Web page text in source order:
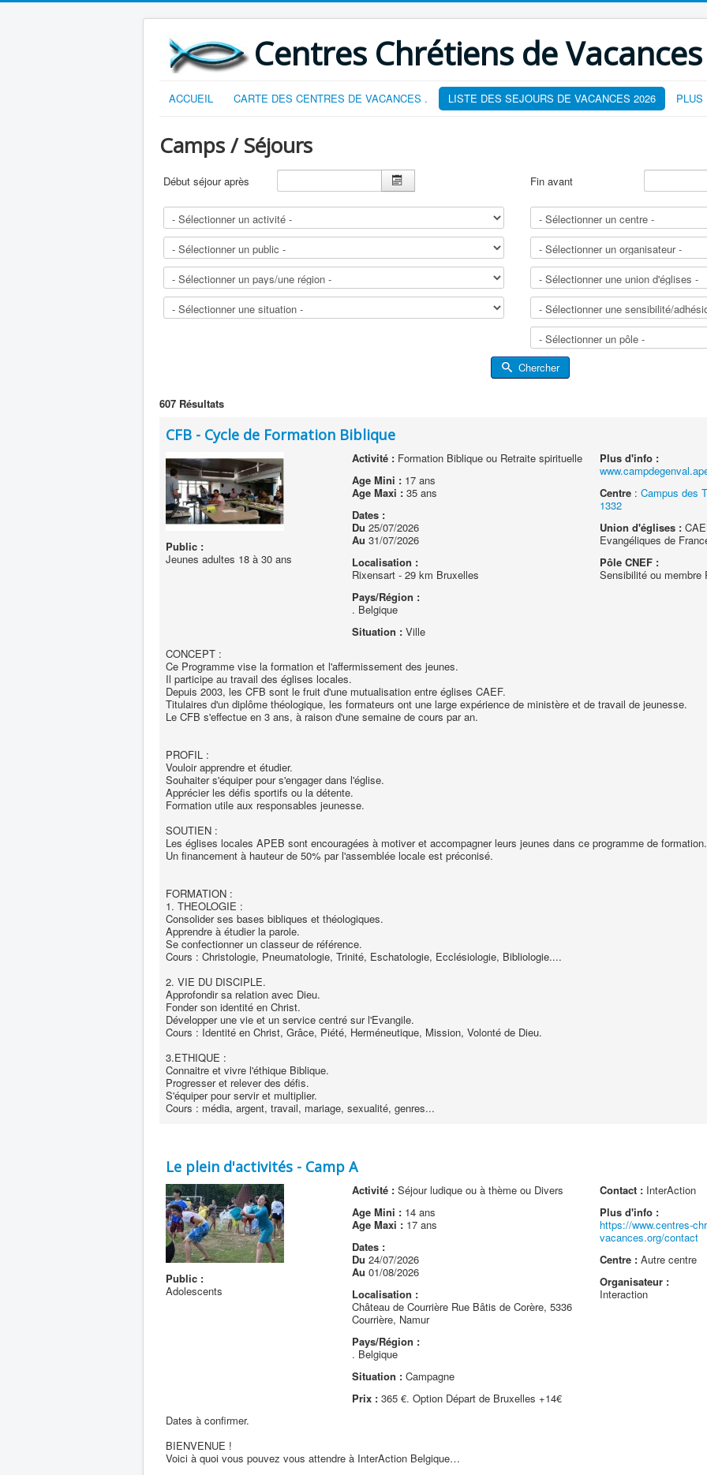
Centres Chrétiens de Vacances
ACCUEIL CARTE DES CENTRES DE VACANCES . LISTE DES SEJOURS DE VACANCES 2026 PLUS
Camps / Séjours
Début séjour après Fin avant
Chercher
607 Résultats
CFB - Cycle de Formation Biblique
Public :
Jeunes adultes 18 à 30 ans
Activité :Formation Biblique ou Retraite spirituelle
Age Mini :17 ans
Age Maxi :35 ans
Dates :
Du 25/07/2026
Au 31/07/2026
Localisation :
Rixensart - 29 km Bruxelles
Pays/Région :
. Belgique
Situation :Ville
Plus d'info :
Centre :Campus des
1332
Union d'églises :
Evangéliques de
Pôle CNEF :
Sensibilité ou membre
CONCEPT :
Ce Programme vise la formation et l'affermissement des jeunes.
Il participe au travail des églises locales.
Depuis 2003, les CFB sont le fruit d'une mutualisation entre églises CAEF.
Titulaires d'un diplôme théologique, les formateurs ont une large expérience de ministère et de travail de jeunesse.
Le CFB s'effectue en 3 ans, à raison d'une semaine de cours par an.
PROFIL :
Vouloir apprendre et étudier.
Souhaiter s'équiper pour s'engager dans l'église.
Apprécier les défis sportifs ou la détente.
Formation utile aux responsables jeunesse.
SOUTIEN :
Les églises locales APEB sont encouragées à motiver et accompagner leurs jeunes dans ce programme de formation.
Un financement à hauteur de 50% par l'assemblée locale est préconisé.
FORMATION :
1. THEOLOGIE :
Consolider ses bases bibliques et théologiques.
Apprendre à étudier la parole.
Se confectionner un classeur de référence.
Cours : Christologie, Pneumatologie, Trinité, Eschatologie, Ecclésiologie, Bibliologie....
2. VIE DU DISCIPLE.
Approfondir sa relation avec Dieu.
Fonder son identité en Christ.
Développer une vie et un service centré sur l'Evangile.
Cours : Identité en Christ, Grâce, Piété, Herméneutique, Mission, Volonté de Dieu.
3.ETHIQUE :
Connaitre et vivre l'éthique Biblique.
Progresser et relever des défis.
S'équiper pour servir et multiplier.
Cours : média, argent, travail, mariage, sexualité, genres...
Le plein d'activités - Camp A
Public :
Adolescents
Activité :Séjour ludique ou à thème ou Divers
Age Mini :14 ans
Age Maxi :17 ans
Dates :
Du 24/07/2026
Au 01/08/2026
Localisation :
Château de Courrière Rue Bâtis de Corère, 5336
Courrière, Namur
Pays/Région :
. Belgique
Situation :Campagne
Prix :365 €. Option Départ de Bruxelles +14€
Contact : InterAction
Plus d'info :
https://www.centres-
vacances.org/contact
Centre : Autre centre
Organisateur :
Interaction
Dates à confirmer.
BIENVENUE !
Voici à quoi vous pouvez vous attendre à InterAction Belgique…